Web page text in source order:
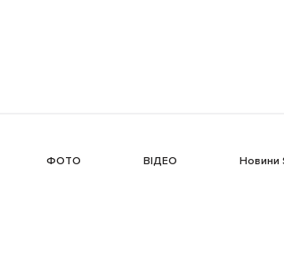
ФОТО ВІДЕО Новини